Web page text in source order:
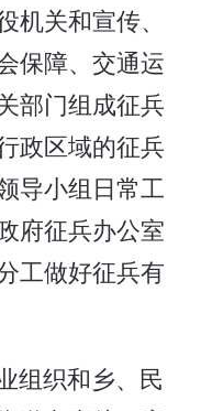
机关和宣传、
保障、交通运
部门组成征兵
政区域的征兵
导小组日常工
府征兵办公室
工做好征兵有
组织和乡、民